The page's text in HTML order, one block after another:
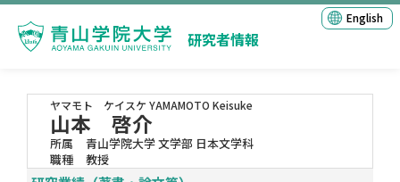
研究者情報
English
ヤマモト ケイスケ YAMAMOTO Keisuke
山本 啓介
所属
青山学院大学 文学部 日本文学科
職種
教授